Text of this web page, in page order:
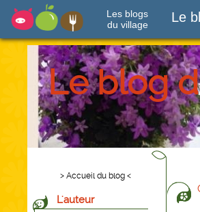
Les blogs
du village
Le
Le blog
> Accueil du blog <
L'auteur